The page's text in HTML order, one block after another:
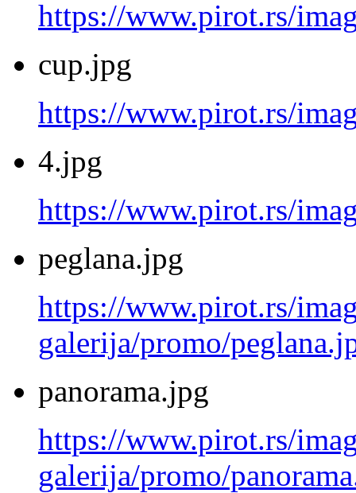
https://www.pirot.rs/
cup.jpg
https://www.pirot.rs/
4.jpg
https://www.pirot.rs/
peglana.jpg
https://www.pirot.rs/
galerija/promo/
panorama.jpg
https://www.pirot.rs/
galerija/promo/